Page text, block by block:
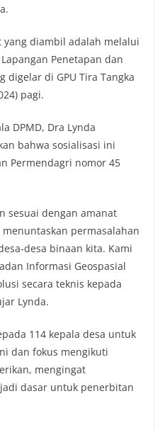
yang diambil adalah melalui
Penetapan dan
digelar di GPU Tira Tangka
pagi.
DPMD, Dra Lynda
bahwa sosialisasi ini
Permendagri nomor 45
sesuai dengan amanat
permasalahan
desa binaan kita. Kami
Informasi Geospasial
secara teknis kepada
Lynda.
114 kepala desa untuk
dan fokus mengikuti
mengingat
dasar untuk penerbitan